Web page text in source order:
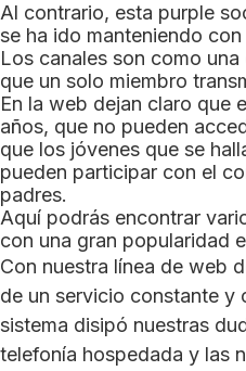
Al contrario, esta purple
se ha ido manteniendo
Los canales son como
que un solo miembro
En la web dejan claro que
años, que no pueden
que los jóvenes que se
pueden participar con el
padres.
Aquí podrás encontrar
con una gran popularidad
Con nuestra línea de web
de un servicio constante y
sistema disipó nuestras
telefonía hospedada y las